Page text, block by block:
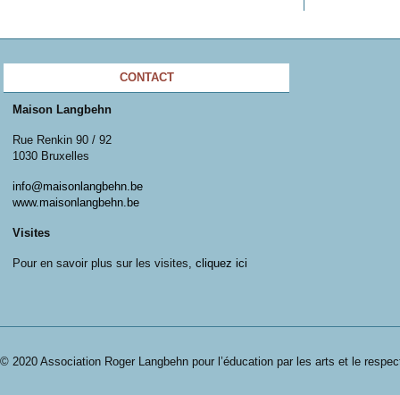
CONTACT
Maison Langbehn
Rue Renkin 90 / 92
1030 Bruxelles
info@maisonlangbehn.be
www.maisonlangbehn.be
Visites
Pour en savoir plus sur les visites, cliquez ici
© 2020 Association Roger Langbehn pour l’éducation par les arts et le